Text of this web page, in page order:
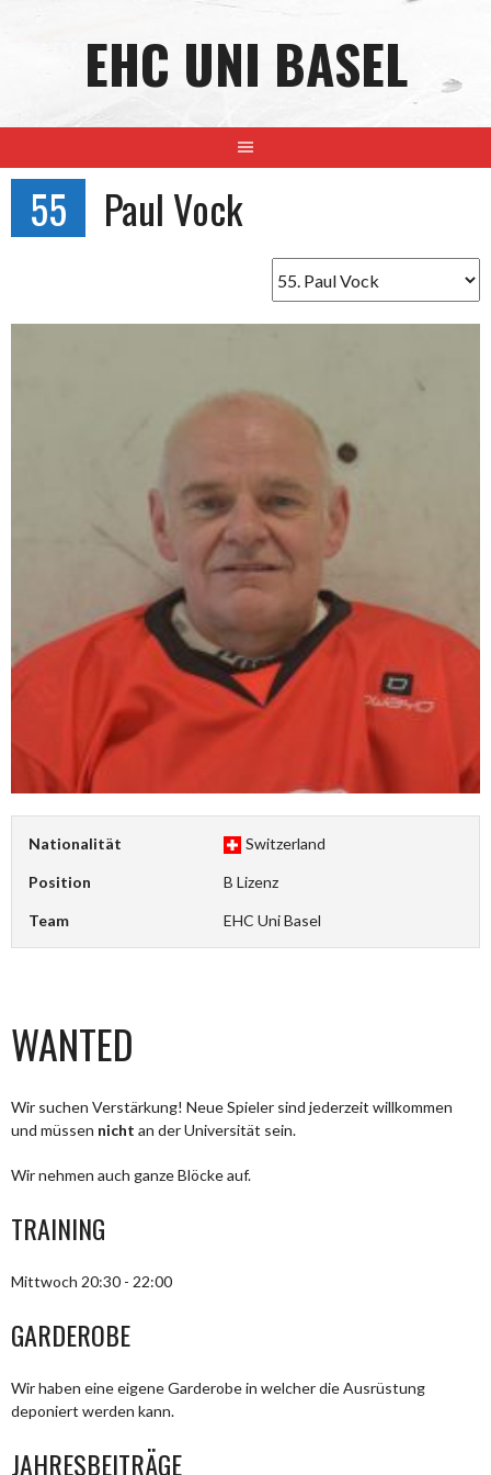
EHC UNI BASEL
55 Paul Vock
Nationalität Switzerland
Position B Lizenz
Team EHC Uni Basel
WANTED
Wir suchen Verstärkung! Neue Spieler sind jederzeit willkommen
und müssen nicht an der Universität sein.
Wir nehmen auch ganze Blöcke auf.
TRAINING
Mittwoch 20:30 - 22:00
GARDEROBE
Wir haben eine eigene Garderobe in welcher die Ausrüstung
deponiert werden kann.
JAHRESBEITRÄGE